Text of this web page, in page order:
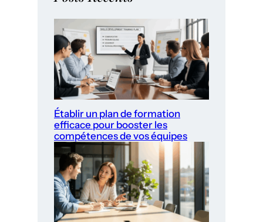
Établir un plan de formation
efficace pour booster les
compétences de vos équipes